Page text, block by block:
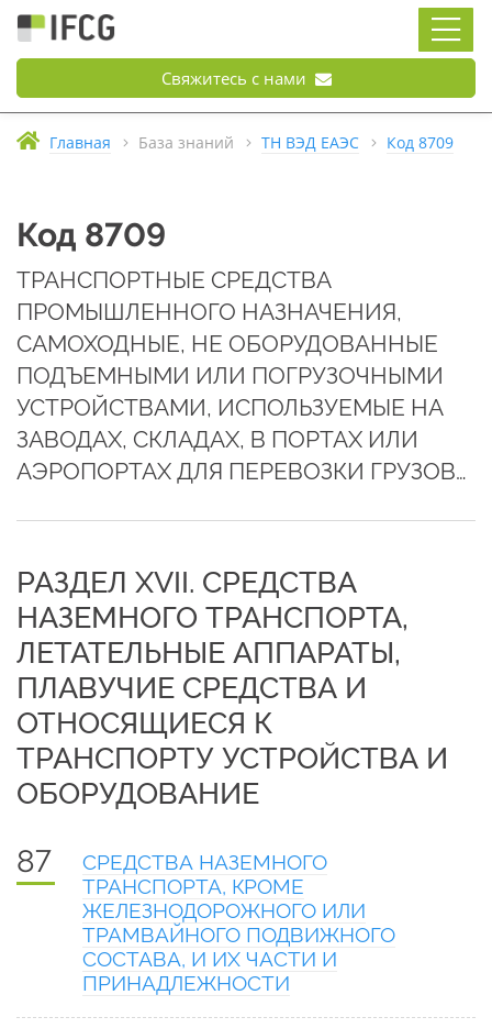
Свяжитесь с нами
Главная База знаний ТН ВЭД ЕАЭС Код 8709
Код 8709
ТРАНСПОРТНЫЕ СРЕДСТВА
ПРОМЫШЛЕННОГО НАЗНАЧЕНИЯ,
САМОХОДНЫЕ, НЕ ОБОРУДОВАННЫЕ
ПОДЪЕМНЫМИ ИЛИ ПОГРУЗОЧНЫМИ
УСТРОЙСТВАМИ, ИСПОЛЬЗУЕМЫЕ НА
ЗАВОДАХ, СКЛАДАХ, В ПОРТАХ ИЛИ
АЭРОПОРТАХ ДЛЯ ПЕРЕВОЗКИ ГРУЗОВ…
РАЗДЕЛ XVII. СРЕДСТВА
НАЗЕМНОГО ТРАНСПОРТА,
ЛЕТАТЕЛЬНЫЕ АППАРАТЫ,
ПЛАВУЧИЕ СРЕДСТВА И
ОТНОСЯЩИЕСЯ К
ТРАНСПОРТУ УСТРОЙСТВА И
ОБОРУДОВАНИЕ
87
СРЕДСТВА НАЗЕМНОГО
ТРАНСПОРТА, КРОМЕ
ЖЕЛЕЗНОДОРОЖНОГО ИЛИ
ТРАМВАЙНОГО ПОДВИЖНОГО
СОСТАВА, И ИХ ЧАСТИ И
ПРИНАДЛЕЖНОСТИ